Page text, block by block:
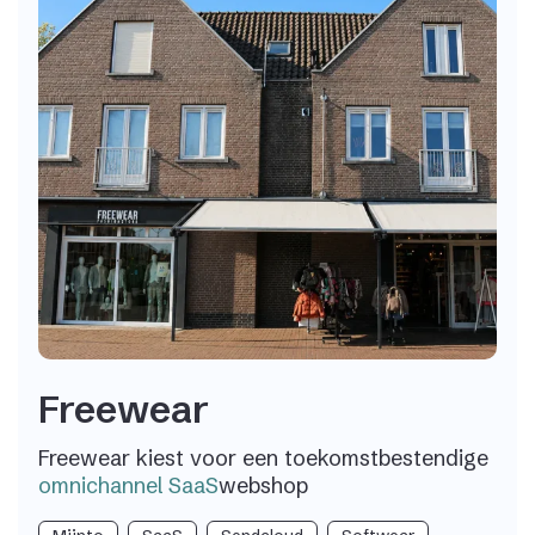
Freewear
Freewear kiest voor een toekomstbestendige
omnichannel SaaSwebshop